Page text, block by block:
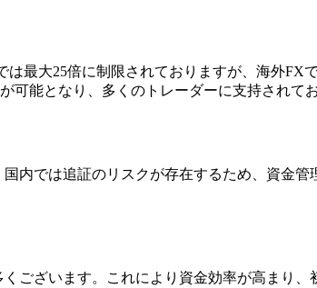
最大25倍に制限されておりますが、海外FX
能となり、多くのトレーダーに支持されてお
内では追証のリスクが存在するため、資金管
ございます。これにより資金効率が高まり、